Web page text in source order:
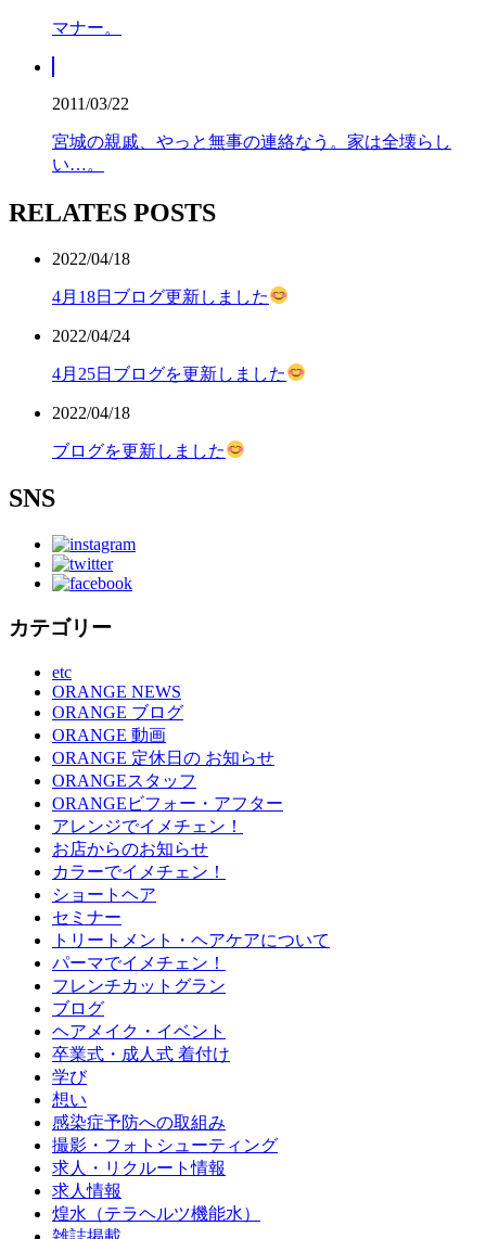
マナー。
2011/03/22
宮城の親戚、やっと無事の連絡なう。家は全壊らし
い…。
RELATES POSTS
2022/04/18
4月18日ブログ更新しました
2022/04/24
4月25日ブログを更新しました
2022/04/18
ブログを更新しました
SNS
カテゴリー
etc
ORANGE NEWS
ORANGE ブログ
ORANGE 動画
ORANGE 定休日の お知らせ
ORANGEスタッフ
ORANGEビフォー・アフター
アレンジでイメチェン！
お店からのお知らせ
カラーでイメチェン！
ショートヘア
セミナー
トリートメント・ヘアケアについて
パーマでイメチェン！
フレンチカットグラン
ブログ
ヘアメイク・イベント
卒業式・成人式 着付け
学び
想い
感染症予防への取組み
撮影・フォトシューティング
求人・リクルート情報
求人情報
煌水（テラヘルツ機能水）